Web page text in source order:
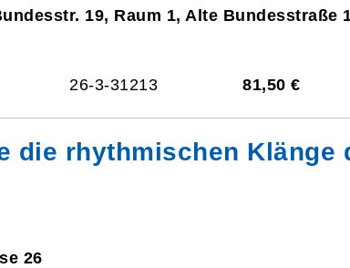
19, Raum 1, Alte Bundesstraße
26-3-31213 81,50 €
die rhythmischen Klänge
26